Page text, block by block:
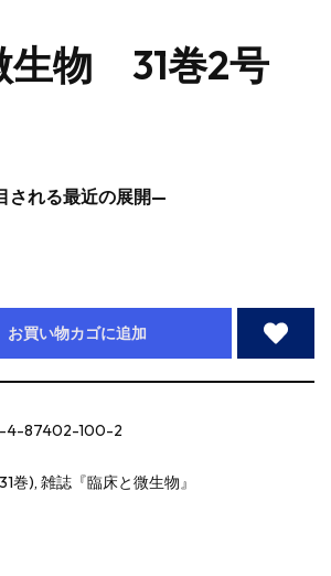
生物 31巻2号
される最近の展開—
お買い物カゴに追加
4-87402-100-2
巻), 雑誌『臨床と微生物』